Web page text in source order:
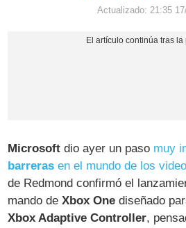
Actualizado: 21:35
Microsoft dio ayer un paso muy
barreras en el mundo de los
de Redmond confirmó el
mando deXbox One diseñado
Xbox Adaptive Controller,